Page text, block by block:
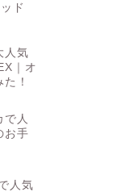
ド
人気
｜オ
！
で人
お手
人気